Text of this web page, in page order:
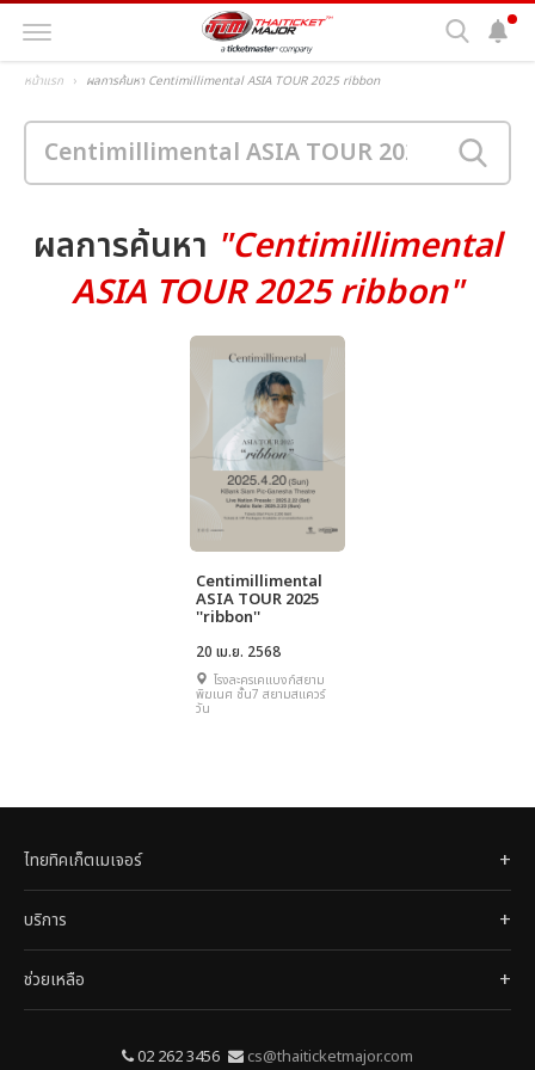
หน้าแรก ผลการค้นหา Centimillimental ASIA TOUR 2025 ribbon
ผลการค้นหา "Centimillimental
ASIA TOUR 2025 ribbon"
Centimillimental
ASIA TOUR 2025
''ribbon''
20 เม.ย. 2568
โรงละครเคแบงก์สยาม
พิฆเนศ ชั้น7 สยามสแควร์
วัน
ไทยทิคเก็ตเมเจอร์
บริการ
ช่วยเหลือ
02 262 3456 cs@thaiticketmajor.com